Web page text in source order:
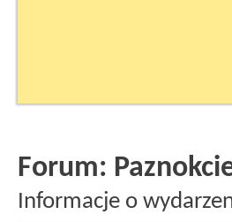
Forum:
Informacje o